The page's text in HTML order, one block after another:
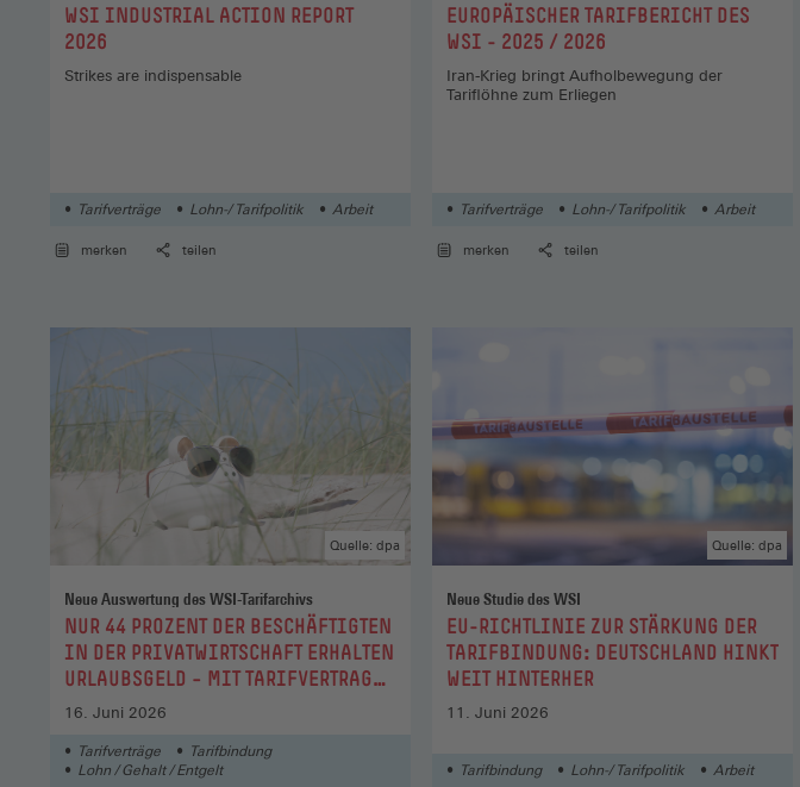
:WSI INDUSTRIAL ACTION REPORT
2026
Strikes are indispensable
Tarifverträge Lohn-/ Tarifpolitik Arbeit
merken teilen
:EUROPÄISCHER TARIFBERICHT DES
WSI - 2025 / 2026
Iran-Krieg bringt Aufholbewegung der
Tariflöhne zum Erliegen
Tarifverträge Lohn-/ Tarifpolitik Arbeit
merken teilen
Neue Auswertung des WSI-Tarifarchivs
:NUR 44 PROZENT DER BESCHÄFTIGTEN
IN DER PRIVATWIRTSCHAFT ERHALTEN
URLAUBSGELD – MIT TARIFVERTRAG
STEIGT DER ANTEIL AUF 73 PROZENT
Quelle: dpa
16. Juni 2026
Tarifverträge
Tarifbindung
Lohn / Gehalt / Entgelt
Neue Studie des WSI
:EU-RICHTLINIE ZUR STÄRKUNG DER
TARIFBINDUNG: DEUTSCHLAND HINKT
WEIT HINTERHER
Quelle: dpa
11. Juni 2026
Tarifbindung Lohn-/ Tarifpolitik Arbeit